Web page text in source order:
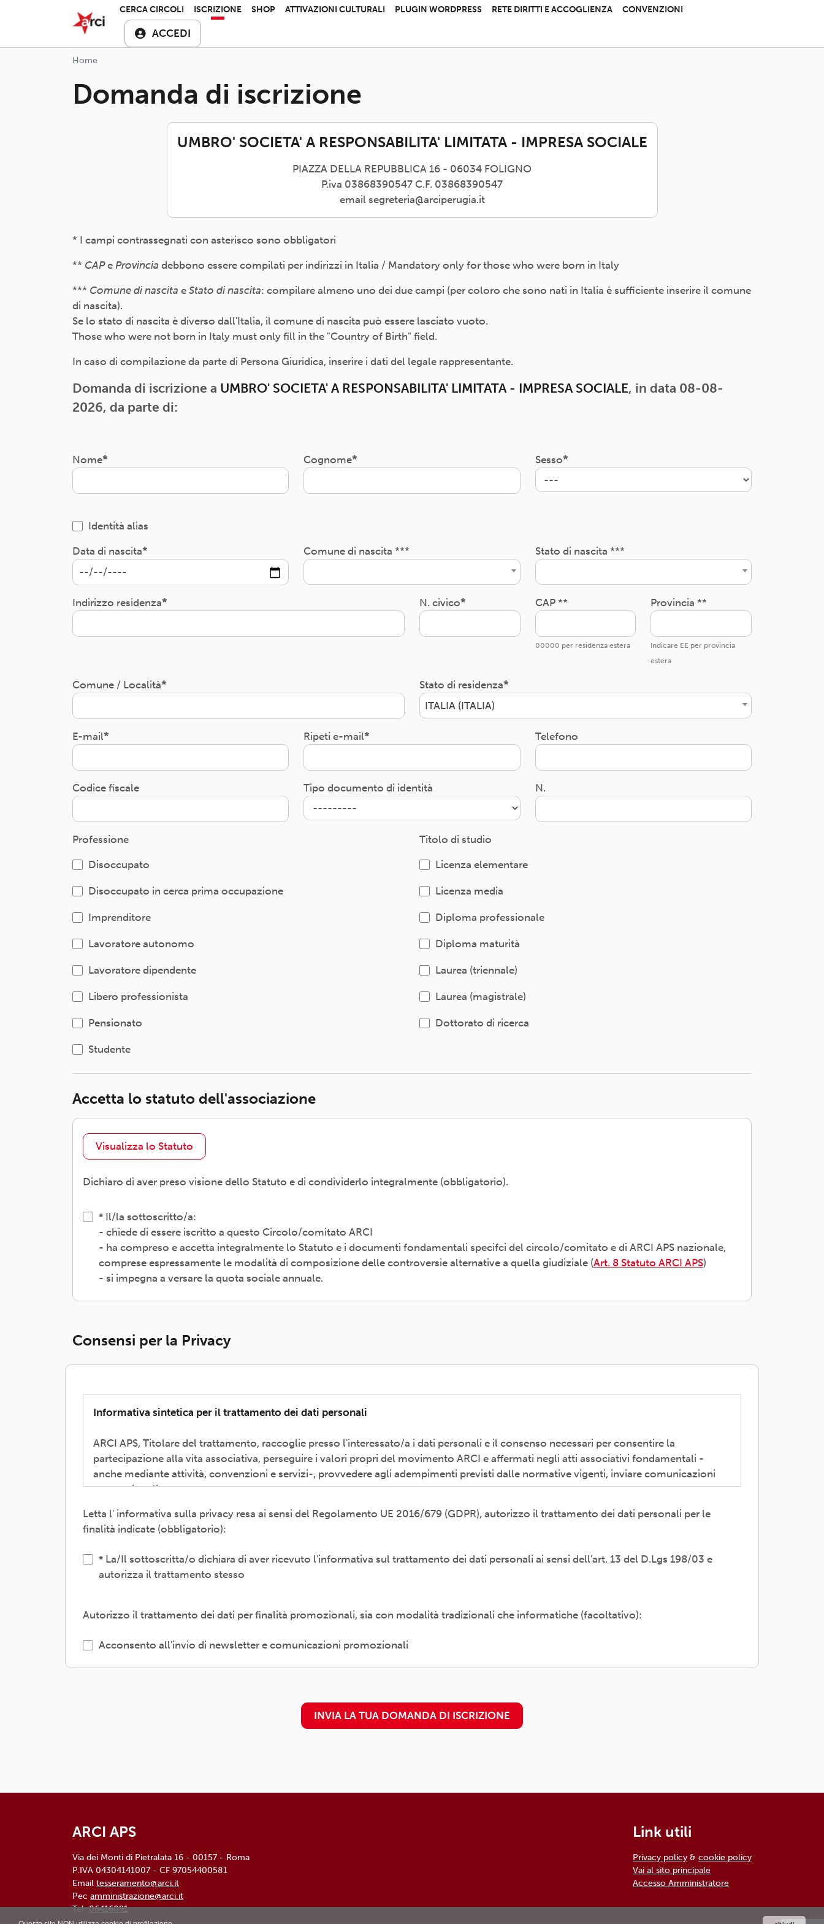
Salta al contenuto principale
ARCI APSCERCA CIRCOLI ISCRIZIONE SHOP ATTIVAZIONI CULTURALI PLUGIN WORDPRESS RETE DIRITTI E ACCOGLIENZA CONVENZIONI
ACCEDI
Home
Domanda di iscrizione
UMBRO' SOCIETA' A RESPONSABILITA' LIMITATA - IMPRESA SOCIALE
PIAZZA DELLA REPUBBLICA 16 - 06034 FOLIGNO
P.iva 03868390547 C.F. 03868390547
email segreteria@arciperugia.it
* I campi contrassegnati con asterisco sono obbligatori
** CAPe Provincia debbono essere compilati per indirizzi in Italia / Mandatory only for those who were born in Italy
*** Comune di nascita e Stato di nascita: compilare almeno uno dei due campi (per coloro che sono nati in Italia è sufficiente inserire il comune
di nascita).
Se lo stato di nascita è diverso dall'Italia, il comune di nascita può essere lasciato vuoto.
Those who were not born in Italy must only fill in the "Country of Birth" field.
In caso di compilazione da parte di Persona Giuridica, inserire i dati del legale rappresentante.
Domanda di iscrizione a UMBRO' SOCIETA' A RESPONSABILITA' LIMITATA - IMPRESA SOCIALE, in data 08-08-
2026, da parte di:
Nome Cognome Sesso
Identità alias
Data di nascita Comune di nascita *** Stato di nascita ***
Indirizzo residenza N. civico CAP **
00000 per residenza estera
Provincia **
Indicare EE per provincia
estera
Comune / Località
Stato di residenza
ITALIA (ITALIA)
E-mail Ripeti e-mail Telefono
Codice fiscale Tipo documento di identità N.
Professione
Disoccupato
Disoccupato in cerca prima occupazione
Imprenditore
Lavoratore autonomo
Lavoratore dipendente
Libero professionista
Pensionato
Studente
Titolo di studio
Licenza elementare
Licenza media
Diploma professionale
Diploma maturità
Laurea (triennale)
Laurea (magistrale)
Dottorato di ricerca
Accetta lo statuto dell'associazione
Visualizza lo Statuto
Dichiaro di aver preso visione dello Statuto e di condividerlo integralmente (obbligatorio).
Il/la sottoscritto/a:
- chiede di essere iscritto a questo Circolo/comitato ARCI
- ha compreso e accetta integralmente lo Statuto e i documenti fondamentali specifci del circolo/comitato e di ARCI APS nazionale,
comprese espressamente le modalità di composizione delle controversie alternative a quella giudiziale (Art. 8 Statuto ARCI APS)
- si impegna a versare la quota sociale annuale.
Consensi per la Privacy
Informativa sintetica per il trattamento dei dati personali
ARCI APS, Titolare del trattamento, raccoglie presso l'interessato/a i dati personali e il consenso necessari per consentire la
partecipazione alla vita associativa, perseguire i valori propri del movimento ARCI e affermati negli atti associativi fondamentali -
anche mediante attività, convenzioni e servizi-, provvedere agli adempimenti previsti dalle normative vigenti, inviare comunicazioni
promozionali.
Il trattamento verrà effettuato: con modalità cartacea e/o informatica; in modo lecito, corretto, trasparente; avvalendosi di soggetti
interni e/o comunicando i dati a soggetti esterni (amministrazioni/autorità; fornitori di specifici servizi di supporto -es. consulenza e
L'interessato/a può esercitare i propri diritti previsti dal Regolamento (UE) 679/2016 (es. accesso ai propri dati; rettifica, cancellazione
l'informativa dettagliata e aggiornata èdisponibile qui
ARCI APS, Via dei Monti di Pietralata, n. 16 - 00157 ROMA - info@arci.it
Letta l' informativa sulla privacy resa ai sensi del Regolamento UE 2016/679 (GDPR), autorizzo il trattamento dei dati personali per le
finalità indicate (obbligatorio):
La/Il sottoscritta/o dichiara di aver ricevuto l'informativa sul trattamento dei dati personali ai sensi dell'art. 13 del D.Lgs 198/03 e
autorizza il trattamento stesso
Autorizzo il trattamento dei dati per finalità promozionali, sia con modalità tradizionali che informatiche (facoltativo):
Acconsento all'invio di newsletter e comunicazioni promozionali
INVIA LA TUA DOMANDA DI ISCRIZIONE
ARCI APS
Via dei Monti di Pietralata 16 - 00157 - Roma
P.IVA 04304141007 - CF 97054400581
Email tesseramento@arci.it
Pec amministrazione@arci.it
Tel.06416091
Link utili
Privacy policy & cookie policy
Vai al sito principale
Accesso Amministratore